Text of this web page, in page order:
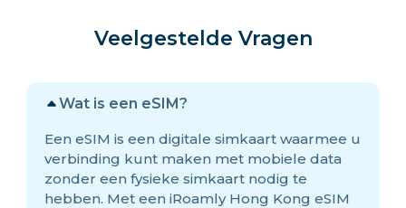
Veelgestelde Vragen
Wat is een eSIM?
Een eSIM is een digitale simkaart waarmee u
verbinding kunt maken met mobiele data
zonder een fysieke simkaart nodig te
hebben. Met een iRoamly Hong Kong eSIM